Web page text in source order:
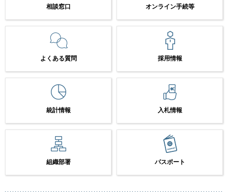
相談窓口 オンライン手続等
よくある質問 採用情報
統計情報 入札情報
組織部署 パスポート